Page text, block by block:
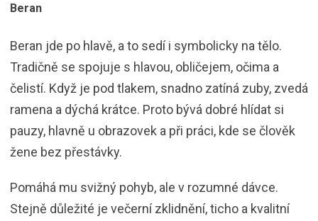
Beran
Beran jde po hlavě, a to sedí i symbolicky na tělo.
Tradičně se spojuje s hlavou, obličejem, očima a
čelistí. Když je pod tlakem, snadno zatíná zuby, zvedá
ramena a dýchá krátce. Proto bývá dobré hlídat si
pauzy, hlavně u obrazovek a při práci, kde se člověk
žene bez přestávky.
Pomáhá mu svižný pohyb, ale v rozumné dávce.
Stejně důležité je večerní zklidnění, ticho a kvalitní